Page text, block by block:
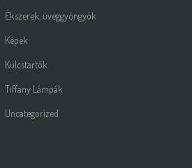
Ékszerek, üveggyöngyök
Képek
Kulcstartók
Tiffany Lámpák
Uncategorized